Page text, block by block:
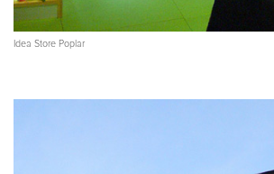
Idea Store Poplar